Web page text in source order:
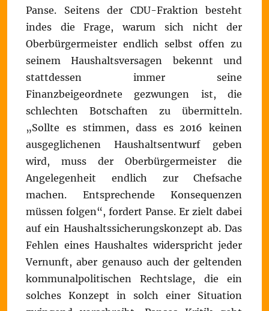
Panse. Seitens der CDU-Fraktion besteht
indes die Frage, warum sich nicht der
Oberbürgermeister endlich selbst offen zu
seinem Haushaltsversagen bekennt und
stattdessen immer seine
Finanzbeigeordnete gezwungen ist, die
schlechten Botschaften zu übermitteln.
„Sollte es stimmen, dass es 2016 keinen
ausgeglichenen Haushaltsentwurf geben
wird, muss der Oberbürgermeister die
Angelegenheit endlich zur Chefsache
machen. Entsprechende Konsequenzen
müssen folgen“, fordert Panse. Er zielt dabei
auf ein Haushaltssicherungskonzept ab. Das
Fehlen eines Haushaltes widerspricht jeder
Vernunft, aber genauso auch der geltenden
kommunalpolitischen Rechtslage, die ein
solches Konzept in solch einer Situation